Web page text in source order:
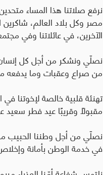
نرفع صلاتنا هذا المساء
مصر وكل بلاد العالم،
الآخرين، في عائلاتنا وفي
نصلّي ونشكر من أجل كل إنسان
من صراع وعقبات وما يدفعه
تهنئة قلبية خالصة
مقبولًا وقريبًا عيد فطر سعيد
نصلّي من أجل وطننا الحبيب
في خدمة الوطن بأمانة